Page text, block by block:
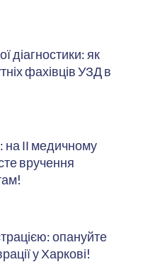
діагностики: як
фахівців УЗД в
на ІІ медичному
вручення
опануйте
у Харкові!